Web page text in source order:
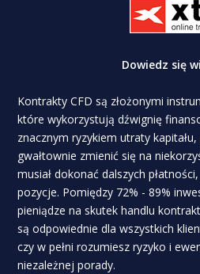
Dowiedz się
Kontrakty CFD są złożonymi
które wykorzystują dźwignię
znacznym ryzykiem utraty
gwałtownie zmienić się na
musiał dokonać dalszych
pozycje. Pomiędzy 72% - 89%
pieniądze na skutek handlu
są odpowiednie dla wszystkich
czy w pełni rozumiesz ryzyko i
niezależnej porady.